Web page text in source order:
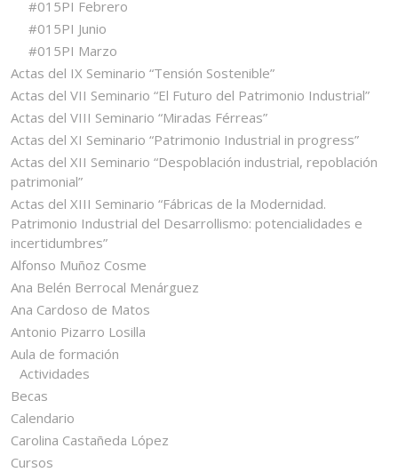
#015PI Febrero
#015PI Junio
#015PI Marzo
Actas del IX Seminario “Tensión Sostenible”
Actas del VII Seminario “El Futuro del Patrimonio Industrial”
Actas del VIII Seminario “Miradas Férreas”
Actas del XI Seminario “Patrimonio Industrial in progress”
Actas del XII Seminario “Despoblación industrial, repoblación
patrimonial”
Actas del XIII Seminario “Fábricas de la Modernidad.
Patrimonio Industrial del Desarrollismo: potencialidades e
incertidumbres”
Alfonso Muñoz Cosme
Ana Belén Berrocal Menárguez
Ana Cardoso de Matos
Antonio Pizarro Losilla
Aula de formación
Actividades
Becas
Calendario
Carolina Castañeda López
Cursos